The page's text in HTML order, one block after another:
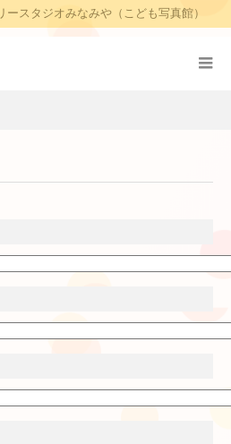
スタジオみなみや（こども写真館）